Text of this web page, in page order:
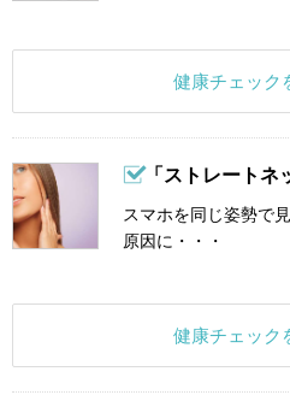
健康チェック
「ストレートネ
スマホを同じ姿勢で
原因に・・・
健康チェック